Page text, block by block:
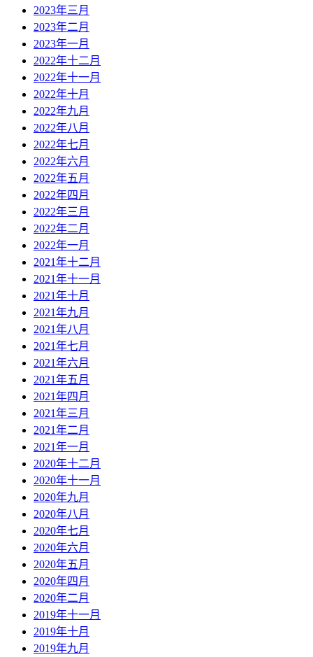
2023年三月
2023年二月
2023年一月
2022年十二月
2022年十一月
2022年十月
2022年九月
2022年八月
2022年七月
2022年六月
2022年五月
2022年四月
2022年三月
2022年二月
2022年一月
2021年十二月
2021年十一月
2021年十月
2021年九月
2021年八月
2021年七月
2021年六月
2021年五月
2021年四月
2021年三月
2021年二月
2021年一月
2020年十二月
2020年十一月
2020年九月
2020年八月
2020年七月
2020年六月
2020年五月
2020年四月
2020年二月
2019年十一月
2019年十月
2019年九月